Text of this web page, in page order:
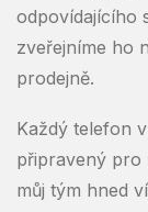
odpovídajícího
zveřejníme ho
prodejně.
Každý telefon
připravený pro
můj tým hned